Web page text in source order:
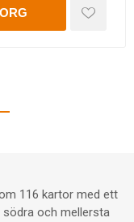
116 kartor med ett
och mellersta